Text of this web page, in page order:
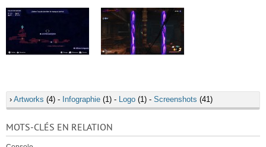
› Artworks (4) - Infographie (1) - Logo (1) - Screenshots (41)
MOTS-CLÉS EN RELATION